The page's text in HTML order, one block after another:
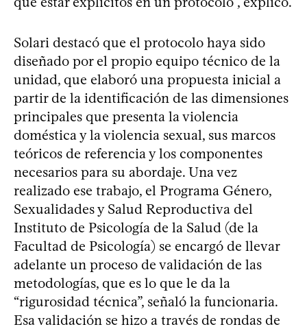
Solari destacó que el protocolo haya sido
diseñado por el propio equipo técnico de la
unidad, que elaboró una propuesta inicial a
partir de la identificación de las dimensiones
principales que presenta la violencia
doméstica y la violencia sexual, sus marcos
teóricos de referencia y los componentes
necesarios para su abordaje. Una vez
realizado ese trabajo, el Programa Género,
Sexualidades y Salud Reproductiva del
Instituto de Psicología de la Salud (de la
Facultad de Psicología) se encargó de llevar
adelante un proceso de validación de las
metodologías, que es lo que le da la
“rigurosidad técnica”, señaló la funcionaria.
Esa validación se hizo a través de rondas de